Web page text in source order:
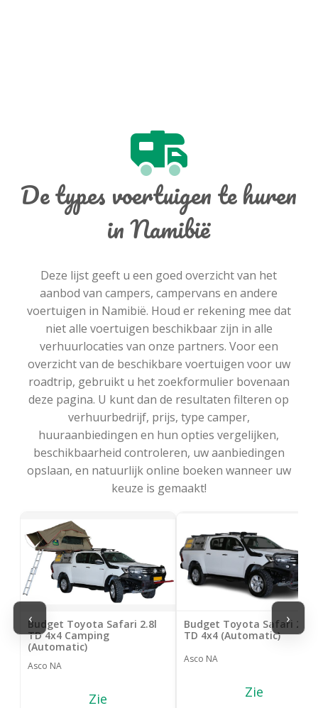
De types voertuigen te huren
in Namibië
Deze lijst geeft u een goed overzicht van het
aanbod van campers, campervans en andere
voertuigen in Namibië. Houd er rekening mee dat
niet alle voertuigen beschikbaar zijn in alle
verhuurlocaties van onze partners. Voor een
overzicht van de beschikbare voertuigen voor uw
roadtrip, gebruikt u het zoekformulier bovenaan
deze pagina. U kunt dan de resultaten filteren op
verhuurbedrijf, prijs, type camper,
huuraanbiedingen en hun opties vergelijken,
beschikbaarheid controleren, uw aanbiedingen
opslaan, en natuurlijk online boeken wanneer uw
keuze is gemaakt!
‹ ›
Budget Toyota Safari 2.8l
TD 4x4 Camping
(Automatic)
Asco NA
Zie
Budget Toyota Safari 2.8l
TD 4x4 (Automatic)
Asco NA
Zie